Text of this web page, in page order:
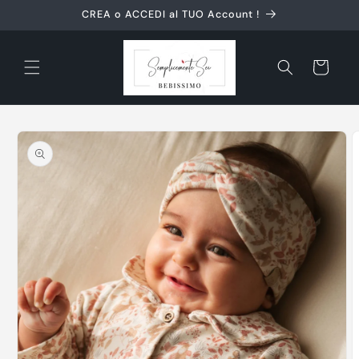
direttamente
ai contenuti
CREA o ACCEDI al TUO Account !
Carrello
Passa alle
informazioni
sul prodotto